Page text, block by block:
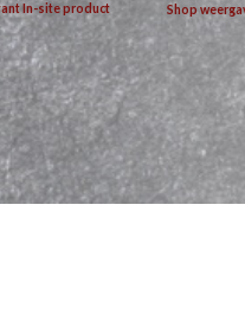
In-site product Shop